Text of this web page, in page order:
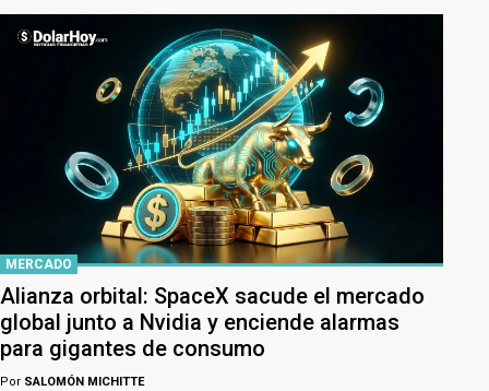
MERCADO
Alianza orbital: SpaceX sacude el mercado
global junto a Nvidia y enciende alarmas
para gigantes de consumo
Por SALOMÓN MICHITTE